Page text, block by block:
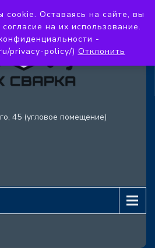
45 (угловое помещение)
Оставаясь на сайте, вы
на их использование.
-
privacy-policy/) Отклонить